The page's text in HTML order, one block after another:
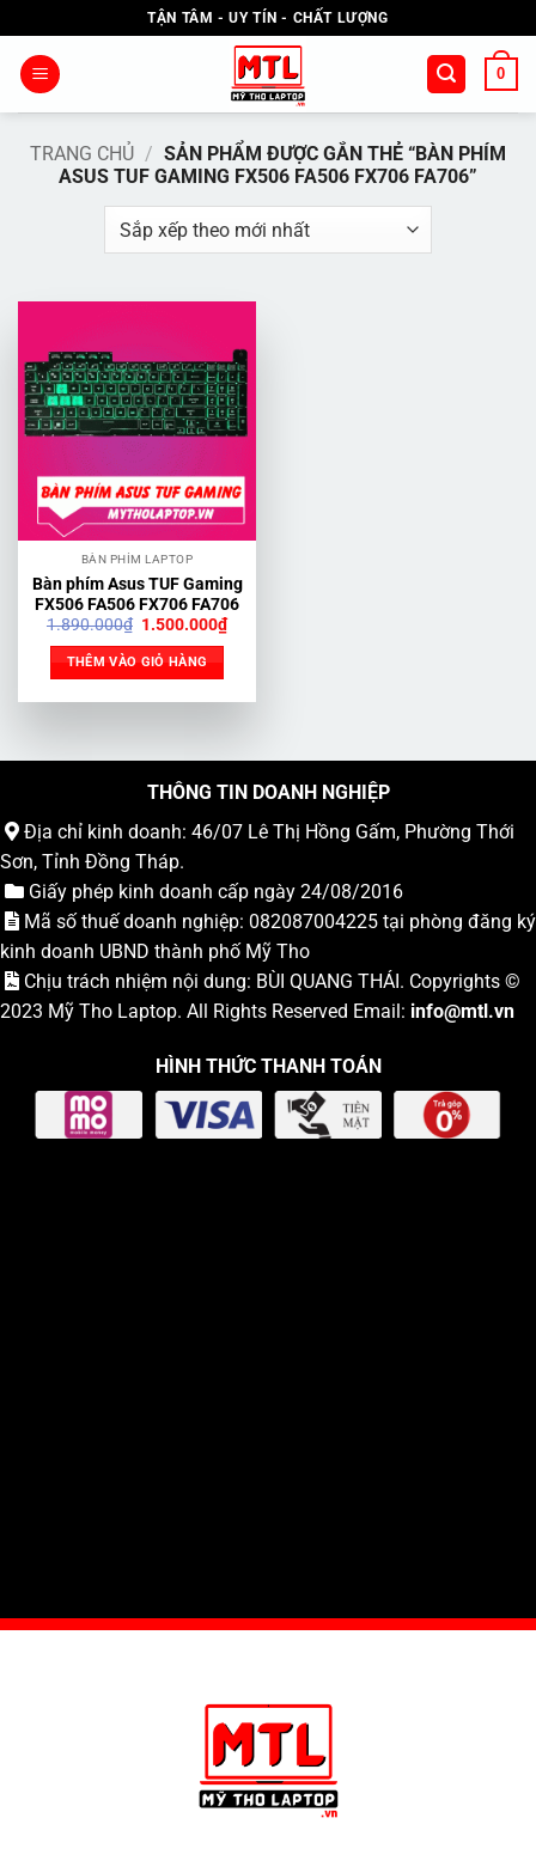
qua
nội
TẬN TÂM - UY TÍN - CHẤT LƯỢNG
0
TRANG CHỦ / SẢN PHẨM ĐƯỢC GẮN THẺ “BÀN PHÍM
ASUS TUF GAMING FX506 FA506 FX706 FA706”
BÀN PHÍM LAPTOP
Bàn phím Asus TUF Gaming
FX506 FA506 FX706 FA706
1.890.000₫ Giá
là:
1.890.000₫.
1.500.000₫Giá
hiện
THÊM VÀO GIỎ HÀNG
THÔNG TIN DOANH NGHIỆP
Địa chỉ kinh doanh: 46/07 Lê Thị Hồng Gấm, Phường Thới
Sơn, Tỉnh Đồng Tháp.
Giấy phép kinh doanh cấp ngày 24/08/2016
Mã số thuế doanh nghiệp: 082087004225 tại phòng đăng ký
kinh doanh UBND thành phố Mỹ Tho
Chịu trách nhiệm nội dung: BÙI QUANG THÁI. Copyrights ©
2023 Mỹ Tho Laptop. All Rights Reserved Email: info@mtl.vn
HÌNH THỨC THANH TOÁN